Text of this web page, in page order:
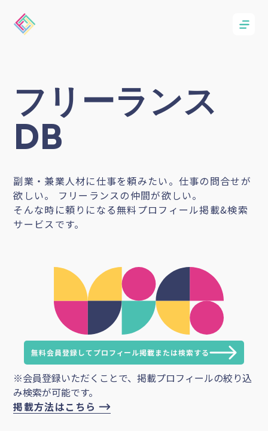
フリーランス
DB
副業・兼業人材に仕事を頼みたい。仕事の問合せが
欲しい。 フリーランスの仲間が欲しい。
そんな時に頼りになる無料プロフィール掲載&検索
サービスです。
無料会員登録してプロフィール掲載または検索する
※会員登録いただくことで、掲載プロフィールの絞り込
み検索が可能です。
掲載方法はこちら